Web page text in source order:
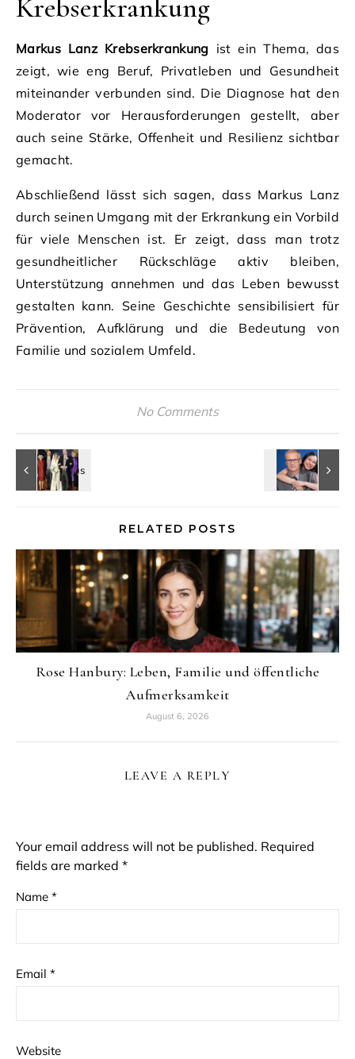
Krebserkrankung
Markus Lanz Krebserkrankung ist ein Thema, das
zeigt, wie eng Beruf, Privatleben und Gesundheit
miteinander verbunden sind. Die Diagnose hat den
Moderator vor Herausforderungen gestellt, aber
auch seine Stärke, Offenheit und Resilienz sichtbar
gemacht.
Abschließend lässt sich sagen, dass Markus Lanz
durch seinen Umgang mit der Erkrankung ein Vorbild
für viele Menschen ist. Er zeigt, dass man trotz
gesundheitlicher Rückschläge aktiv bleiben,
Unterstützung annehmen und das Leben bewusst
gestalten kann. Seine Geschichte sensibilisiert für
Prävention, Aufklärung und die Bedeutung von
Familie und sozialem Umfeld.
No Comments
RELATED POSTS
Rose Hanbury: Leben, Familie und öffentliche
Aufmerksamkeit
August 6, 2026
LEAVE A REPLY
Your email address will not be published. Required
fields are marked *
Name *
Email *
Website